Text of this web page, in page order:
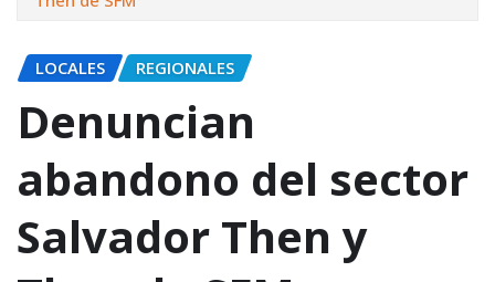
LOCALES REGIONALES
Denuncian
abandono del sector
Salvador Then y